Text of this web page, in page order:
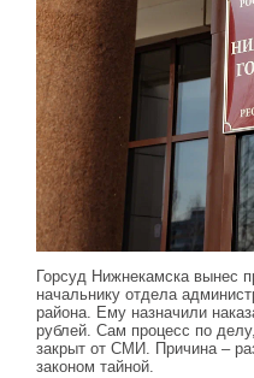
Горсуд Нижнекамска вынес
начальнику отдела
района. Ему назначили
рублей. Сам процесс по
закрыт от СМИ. Причина –
законом тайной.